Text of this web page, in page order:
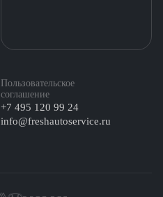
Пользовательское
соглашение
+7 495 120 99 24
info@freshautoservice.ru